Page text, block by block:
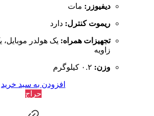
دیفیوزر: مات
ریموت کنترل: دارد
تجهیزات همراه: یک هولدر موبایل،
زاویه
وزن:
افزودن به سبد خرید
حراج